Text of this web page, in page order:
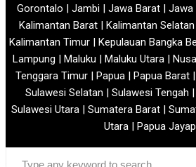
Gorontalo | Jambi | Jawa Barat |
Kalimantan Barat | Kalimantan
Kalimantan Timur | Kepulauan Bangka
Lampung | Maluku | Maluku Utara |
Tenggara Timur | Papua | Papua Barat
Sulawesi Selatan | Sulawesi Tengah
Sulawesi Utara | Sumatera Barat |
Utara | Papua